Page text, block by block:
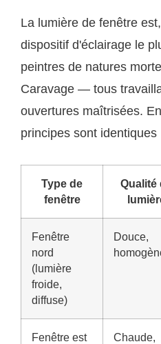
La lumière de fenêtre
dispositif d'éclairage le
peintres de natures
Caravage — tous
ouvertures maîtrisées.
principes sont identiques
Type de
fenêtre
Qualité
Fenêtre
nord
(lumière
froide,
diffuse)
Douce,
Fenêtre est
Chaude,